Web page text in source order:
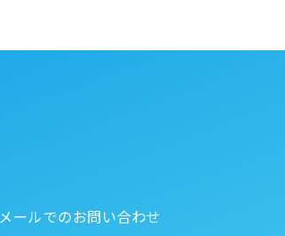
メールでのお問い合わせ